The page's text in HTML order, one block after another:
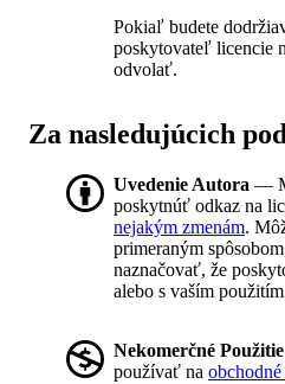
Pokiaľ budete
poskytovateľ licencie
odvolať.
Za nasledujúcich
Uvedenie Autora —
poskytnúť odkaz na
nejakým zmenám.
primeraným
naznačovať, že
alebo s vaším
Nekomerčné Použitie
používať na